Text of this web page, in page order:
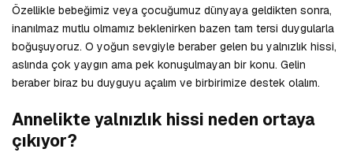
Özellikle bebeğimiz veya çocuğumuz dünyaya geldikten sonra,
inanılmaz mutlu olmamız beklenirken bazen tam tersi duygularla
boğuşuyoruz. O yoğun sevgiyle beraber gelen bu yalnızlık hissi,
aslında çok yaygın ama pek konuşulmayan bir konu. Gelin
beraber biraz bu duyguyu açalım ve birbirimize destek olalım.
Annelikte yalnızlık hissi neden ortaya
çıkıyor?